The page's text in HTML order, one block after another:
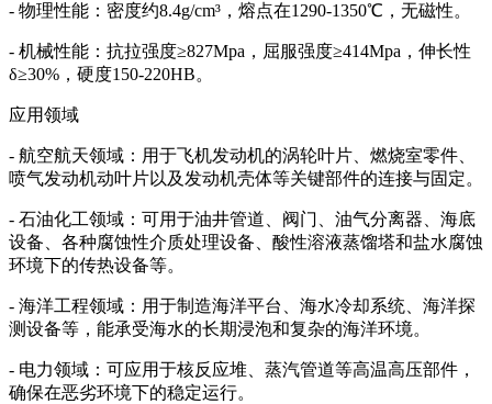
- 物理性能：密度约8.4g/cm³，熔点在1290-1350℃，无磁性。
- 机械性能：抗拉强度≥827Mpa，屈服强度≥414Mpa，伸长性
δ≥30%，硬度150-220HB。
应用领域
- 航空航天领域：用于飞机发动机的涡轮叶片、燃烧室零件、
喷气发动机动叶片以及发动机壳体等关键部件的连接与固定。
- 石油化工领域：可用于油井管道、阀门、油气分离器、海底
设备、各种腐蚀性介质处理设备、酸性溶液蒸馏塔和盐水腐蚀
环境下的传热设备等。
- 海洋工程领域：用于制造海洋平台、海水冷却系统、海洋探
测设备等，能承受海水的长期浸泡和复杂的海洋环境。
- 电力领域：可应用于核反应堆、蒸汽管道等高温高压部件，
确保在恶劣环境下的稳定运行。